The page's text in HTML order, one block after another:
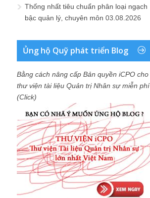
Thống nhất tiêu chuẩn phân loại ngạch
bậc quản lý, chuyên môn 03.08.2026
Ủng hộ Quỹ phát triển Blog
Bằng cách nâng cấp Bản quyền iCPO cho
thư viện tài liệu Quản trị Nhân sự miễn phí
(Click)